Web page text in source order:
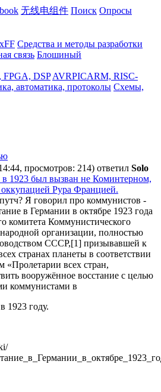
无线电组件 Поиск Опросы
Средства и методы разработки
связь Блошиный
FPGA, DSP AVRPICARM, RISC-
автоматика, протоколы Схемы,
просмотров: 214) ответил Solo
1923 был вызван не Коминтерном,
Рура Францией.
Я говорил про коммунистов -
в Германии в октябре 1923 года
комитета Коммунистического
организации, полностью
СССР,[1] призывавшей к
странах планеты в соответствии
«Пролетарии всех стран,
вооружённое восстание с целью
коммунистами в
1923 году.